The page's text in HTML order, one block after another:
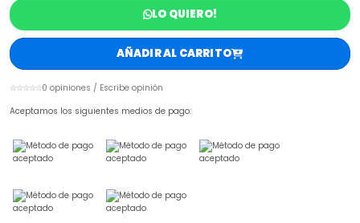
LO QUIERO!
AÑADIR AL CARRITO
☆☆☆☆☆0 opiniones / Escribe opinión
Aceptamos los siguientes medios de pago: